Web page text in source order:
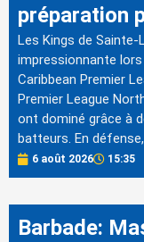
préparation
Les Kings de
impressionnante
Caribbean Premier
Premier League
ont dominé grâce à
batteurs. En
6 août 2026 15:35
Barbade: